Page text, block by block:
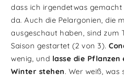
dass ich irgendetwas
da. Auch die Pelargonien, die
ausgeschaut haben, sind zum
Saison gestartet (2 von 3).
wenig, und lasse die
Winter stehen. Wer weiß, was